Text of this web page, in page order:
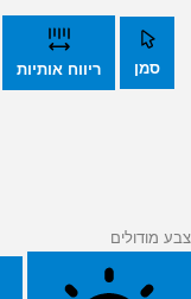
סמן ריווח אותיות
צבע מודולים